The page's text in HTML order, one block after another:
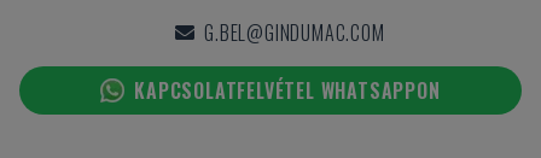
G.BEL@GINDUMAC.COM
KAPCSOLATFELVÉTEL WHATSAPPON